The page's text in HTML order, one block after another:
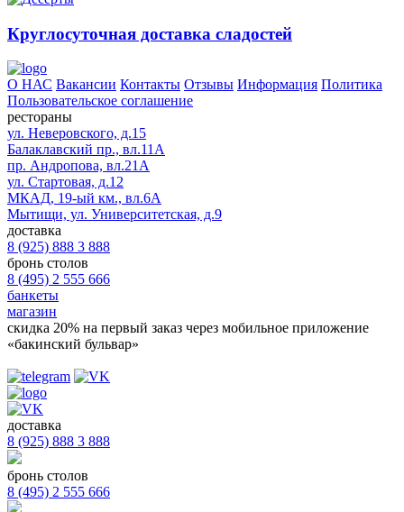
Круглосуточная доставка сладостей
О НАС Вакансии Контакты Отзывы Информация Политика
Пользовательское соглашение
рестораны
ул. Неверовского, д.15
Балаклавский пр., вл.11А
пр. Андропова, вл.21А
ул. Стартовая, д.12
МКАД, 19-ый км., вл.6А
Мытищи, ул. Университетская, д.9
доставка
8 (925) 888 3 888
бронь столов
8 (495) 2 555 666
банкеты
магазин
скидка 20% на первый заказ через мобильное приложение
«бакинский бульвар»
доставка
8 (925) 888 3 888
бронь столов
8 (495) 2 555 666